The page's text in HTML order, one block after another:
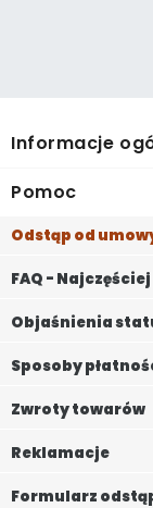
Informacje
Pomoc
Odstąp od
FAQ -
Objaśnienia
Sposoby
Zwroty towarów
Reklamacje
Formularz